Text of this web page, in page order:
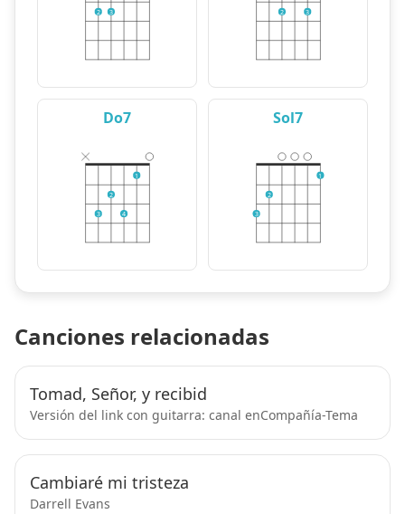
2 3 2 3
Do7
3
2
4
1
Sol7
3
2
1
Canciones relacionadas
Tomad, Señor, y recibid
Versión del link con guitarra: canal enCompañía-Tema
Cambiaré mi tristeza
Darrell Evans